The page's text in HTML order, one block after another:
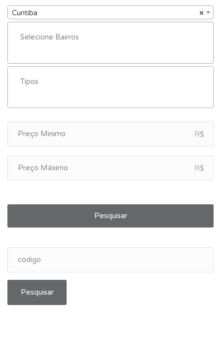
×
Curitiba
R$
R$
Pesquisar
Pesquisar